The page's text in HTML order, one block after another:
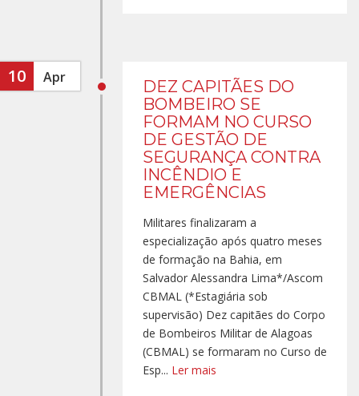
10 Apr
DEZ CAPITÃES DO
BOMBEIRO SE
FORMAM NO CURSO
DE GESTÃO DE
SEGURANÇA CONTRA
INCÊNDIO E
EMERGÊNCIAS
Militares finalizaram a
especialização após quatro meses
de formação na Bahia, em
Salvador Alessandra Lima*/Ascom
CBMAL (*Estagiária sob
supervisão) Dez capitães do Corpo
de Bombeiros Militar de Alagoas
(CBMAL) se formaram no Curso de
Esp... Ler mais